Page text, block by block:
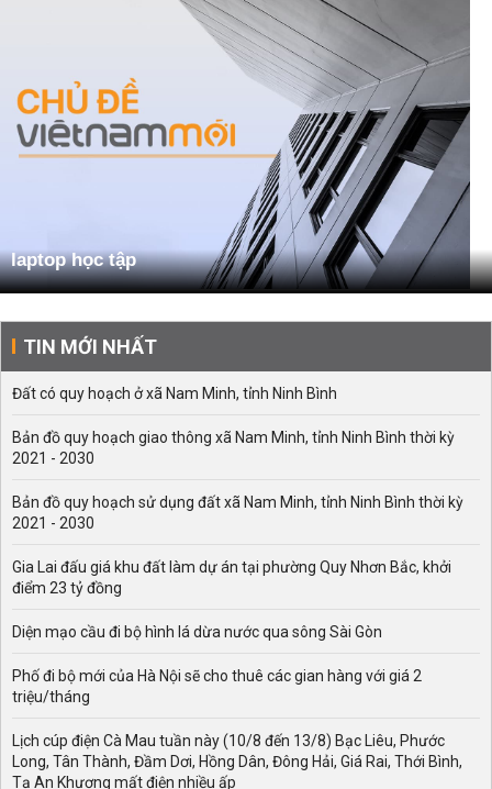
laptop học tập
TIN MỚI NHẤT
Đất có quy hoạch ở xã Nam Minh, tỉnh Ninh Bình
Bản đồ quy hoạch giao thông xã Nam Minh, tỉnh Ninh Bình thời kỳ
2021 - 2030
Bản đồ quy hoạch sử dụng đất xã Nam Minh, tỉnh Ninh Bình thời kỳ
2021 - 2030
Gia Lai đấu giá khu đất làm dự án tại phường Quy Nhơn Bắc, khởi
điểm 23 tỷ đồng
Diện mạo cầu đi bộ hình lá dừa nước qua sông Sài Gòn
Phố đi bộ mới của Hà Nội sẽ cho thuê các gian hàng với giá 2
triệu/tháng
Lịch cúp điện Cà Mau tuần này (10/8 đến 13/8) Bạc Liêu, Phước
Long, Tân Thành, Đầm Dơi, Hồng Dân, Đông Hải, Giá Rai, Thới Bình,
Tạ An Khương mất điện nhiều ấp